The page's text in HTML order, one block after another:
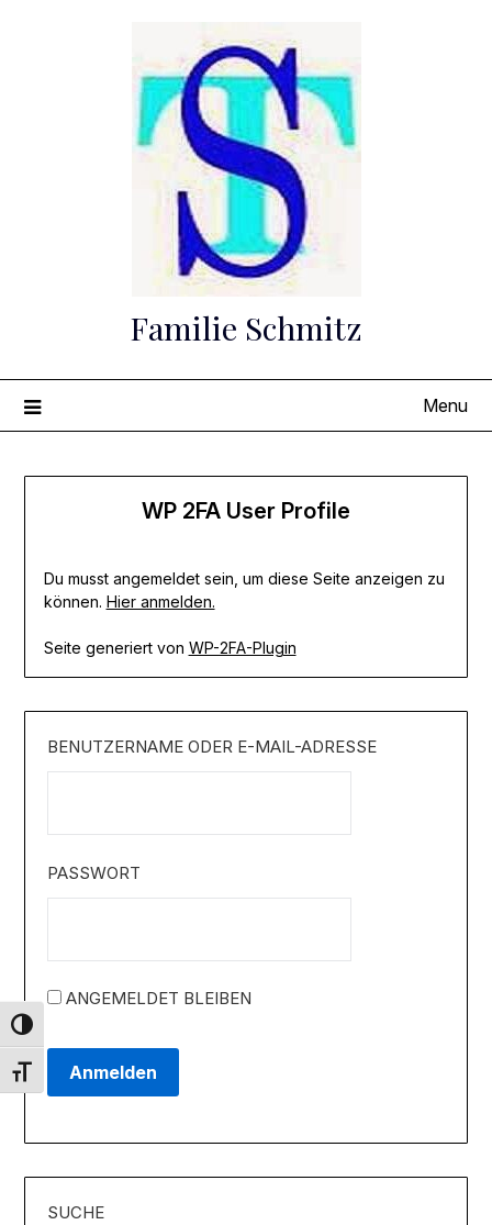
Umschalten auf hohe Kontraste
Schrift vergrößern
Familie Schmitz
Menu
WP 2FA User Profile
Du musst angemeldet sein, um diese Seite anzeigen zu
können. Hier anmelden.
Seite generiert von WP-2FA-Plugin
BENUTZERNAME ODER E-MAIL-ADRESSE
PASSWORT
ANGEMELDET BLEIBEN
SUCHE